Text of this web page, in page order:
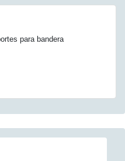
para bandera